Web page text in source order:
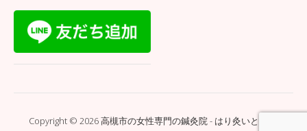
Copyright © 2026 高槻市の女性専門の鍼灸院 - はり灸いとぐち.